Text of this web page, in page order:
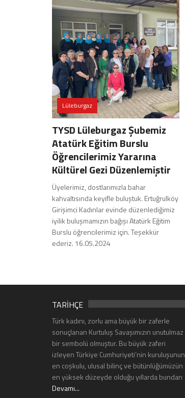
Lüleburgaz
TYSD Lüleburgaz Şubemiz
Atatürk Eğitim Burslu
Öğrencilerimiz Yararına
Kültürel Gezi Düzenlemiştir
Üyelerimiz, dostlarımızla bahar
kahvaltısında keyifle buluştuk. Ertuğrulköy
Girişimci Kadınlar evinde düzenlediğimiz
iyilik buluşmamızın bağışı Atatürk Eğitim
Burslu öğrencilerimiz için. Teşekkür
ederiz. 16.05.2024
TARİHÇE
Türk kadını, zorlu ama büyük bir zaferle
sonuçlanan Kurtuluş Savaşımızın unutulmaz
bir sembolü olmuştur. Bu büyük zaferi
izleyen Türkiye Cumhuriyeti’nin kuruluşunun
en coşkulu, ulusal bilinç ve bütünlüğümüzün
en yüksek düzeyde olduğu yıllarda bundan
Devamı...